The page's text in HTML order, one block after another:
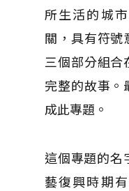
所生活的城
關，具有符號
三個部分組合
完整的故事。
成此專題。
這個專題的名
藝復興時期